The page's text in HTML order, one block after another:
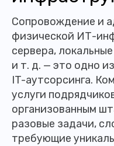
Сопровождение и
физической ИТ-
сервера,
и т. д. — это одно
IT-аутсорсинга.
услуги
организованным
разовые задачи,
требующие